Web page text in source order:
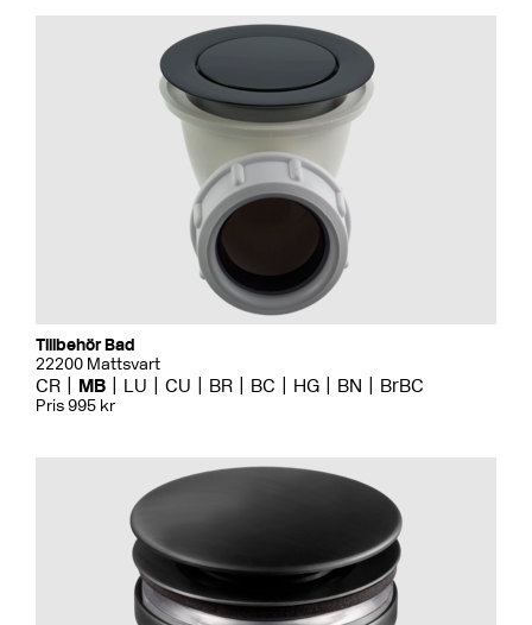
Tillbehör Bad
22200 Mattsvart
CR MB LU CU BR BC HG BN BrBC
Pris 995 kr